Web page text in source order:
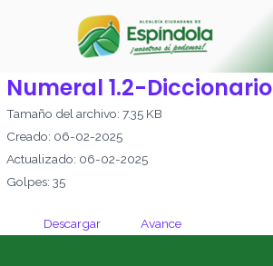
Numeral 1.2-Diccionario
Tamaño del archivo: 7.35 KB
Creado: 06-02-2025
Actualizado: 06-02-2025
Golpes: 35
Descargar Avance